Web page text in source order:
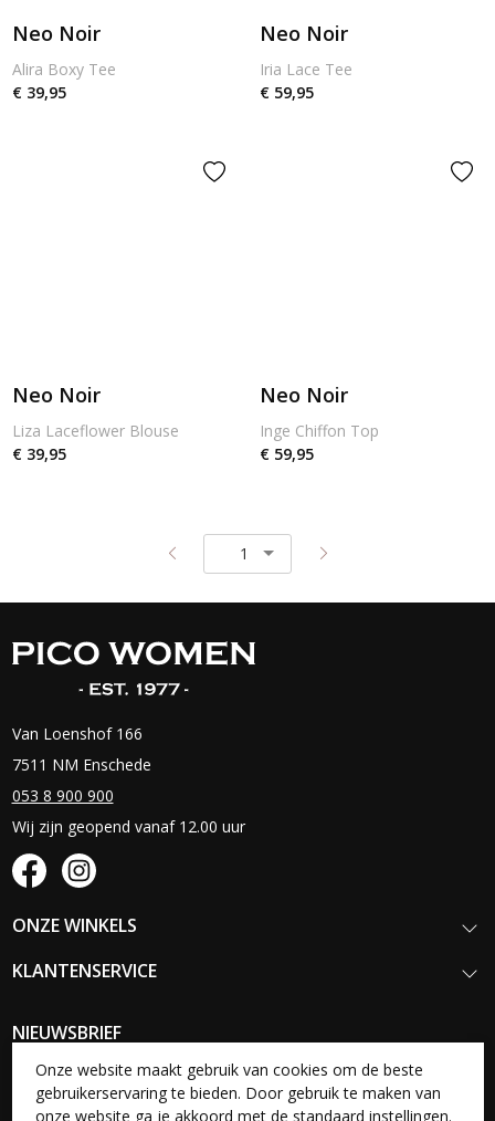
Neo Noir
Alira Boxy Tee
€ 39,95
Neo Noir
Iria Lace Tee
€ 59,95
Neo Noir
Liza Laceflower Blouse
€ 39,95
Neo Noir
Inge Chiffon Top
€ 59,95
1
Van Loenshof 166
7511 NM Enschede
053 8 900 900
Wij zijn geopend vanaf 12.00 uur
ONZE WINKELS
KLANTENSERVICE
NIEUWSBRIEF
Schrijf je in voor onze nieuwsbrief en blijf op de hoogte van onze
nieuwste collecties, acties en aanbiedingen.
Onze website maakt gebruik van cookies om de beste
gebruikerservaring te bieden. Door gebruik te maken van
onze website ga je akkoord met de standaard instellingen.